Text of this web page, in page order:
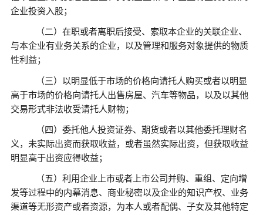
企业投资入股；
（二）在职或者离职后接受、索取本企业的关联企业、
与本企业有业务关系的企业，以及管理和服务对象提供的物质
性利益；
（三）以明显低于市场的价格向请托人购买或者以明显
高于市场的价格向请托人出售房屋、汽车等物品，以及以其他
交易形式非法收受请托人财物；
（四）委托他人投资证券、期货或者以其他委托理财名
义，未实际出资而获取收益，或者虽然实际出资，但获取收益
明显高于出资应得收益；
（五）利用企业上市或者上市公司并购、重组、定向增
发等过程中的内幕消息、商业秘密以及企业的知识产权、业务
渠道等无形资产或者资源，为本人或者配偶、子女及其他特定